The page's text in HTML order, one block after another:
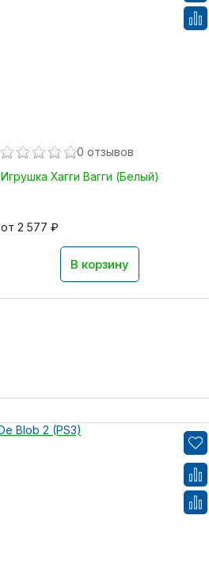
0 отзывов
Игрушка Хагги Вагги (Белый)
от 2 577 ₽
В корзину